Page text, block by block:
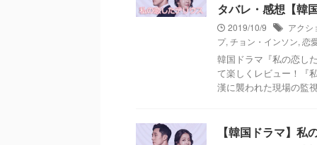
タバレ・感想【韓
2019/10/9
アクシ
プ, チョン・インソン, 恋
韓国ドラマ『私の恋し
て楽しくレビュー！『
漢に襲われた現場の監
【韓国ドラマ】